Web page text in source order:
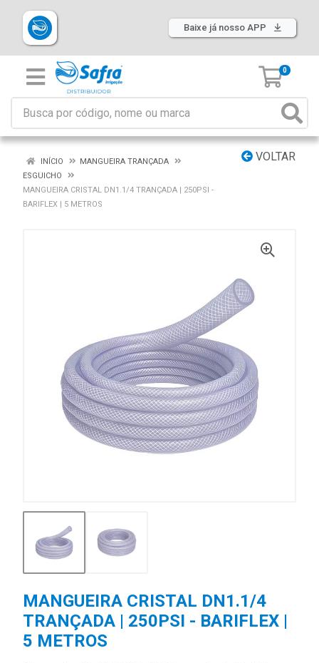
Baixe já nosso APP
0
VOLTAR
INÍCIO
MANGUEIRA TRANÇADA
ESGUICHO
MANGUEIRA CRISTAL DN1.1/4 TRANÇADA | 250PSI -
BARIFLEX | 5 METROS
MANGUEIRA CRISTAL DN1.1/4
TRANÇADA | 250PSI - BARIFLEX |
5 METROS